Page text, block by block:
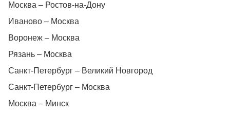
Москва – Ростов-на-Дону
Иваново – Москва
Воронеж – Москва
Рязань – Москва
Санкт-Петербург – Великий Новгород
Санкт-Петербург – Москва
Москва – Минск